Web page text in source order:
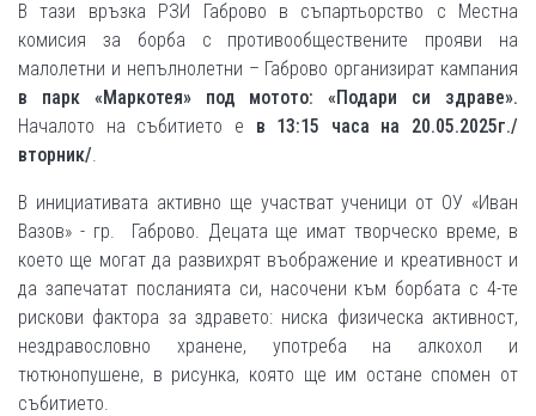
В тази връзка РЗИ Габрово в съпартьорство с Местна
комисия за борба с противообществените прояви на
малолетни и непълнолетни – Габрово организират кампания
в парк «Маркотея» под мотото:
«Подари си здраве».
Началото на събитието е в 13:15 часа на 20.05.2025г./
вторник/.
В инициативата активно ще участват ученици от ОУ «Иван
Вазов» - гр. Габрово. Децата ще имат творческо време, в
което ще могат да развихрят въображение и креативност и
да запечатат посланията си, насочени към борбата с 4-те
рискови фактора за здравето: ниска физическа активност,
нездравословно хранене, употреба на алкохол и
тютюнопушене, в рисунка, която ще им остане спомен от
събитието.